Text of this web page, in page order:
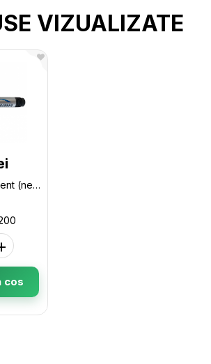
VIZUALIZATE
Marker Permanent (negru) ML9-4 RX-200
cos